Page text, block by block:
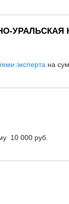
УРАЛЬСКАЯ
эксперта на
10 000 руб.